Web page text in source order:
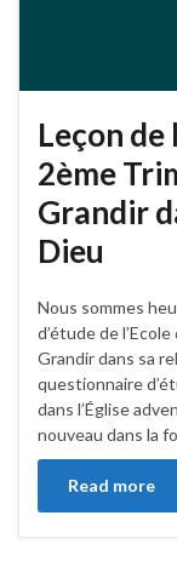
Leçon de
2ème
Grandir
Dieu
Nous sommes
d’étude de
Grandir dans sa
questionnaire
dans l’Église
nouveau dans la
Read more